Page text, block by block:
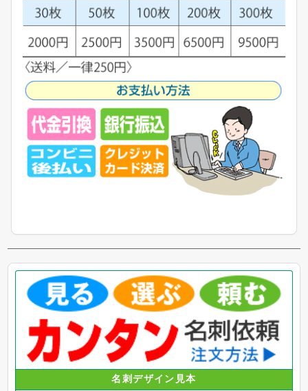
名刺デザイン見本